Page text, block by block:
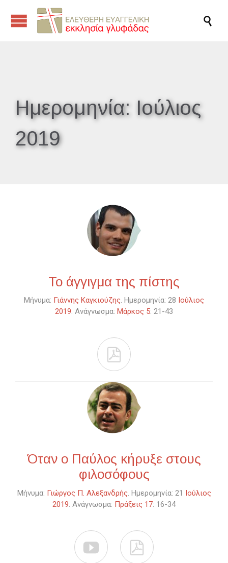

Ημερομηνία: Ιούλιος
2019
Το άγγιγμα της πίστης
Μήνυμα: Γιάννης Καγκιούζης. Ημερομηνία: 28 Ιούλιος
2019. Ανάγνωσμα: Μάρκος 5: 21-43

Όταν ο Παύλος κήρυξε στους
φιλοσόφους
Μήνυμα: Γιώργος Π. Αλεξανδρής. Ημερομηνία: 21 Ιούλιος
2019. Ανάγνωσμα: Πράξεις 17: 16-34
 